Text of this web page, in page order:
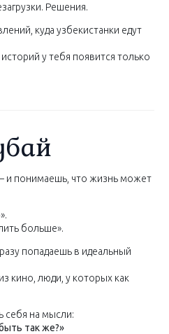
Решения.
куда узбекистанки едут
у тебя появится только
и понимаешь, что жизнь может
больше».
попадаешь в идеальный
кино, люди, у которых как
себя на мысли:
так же?»